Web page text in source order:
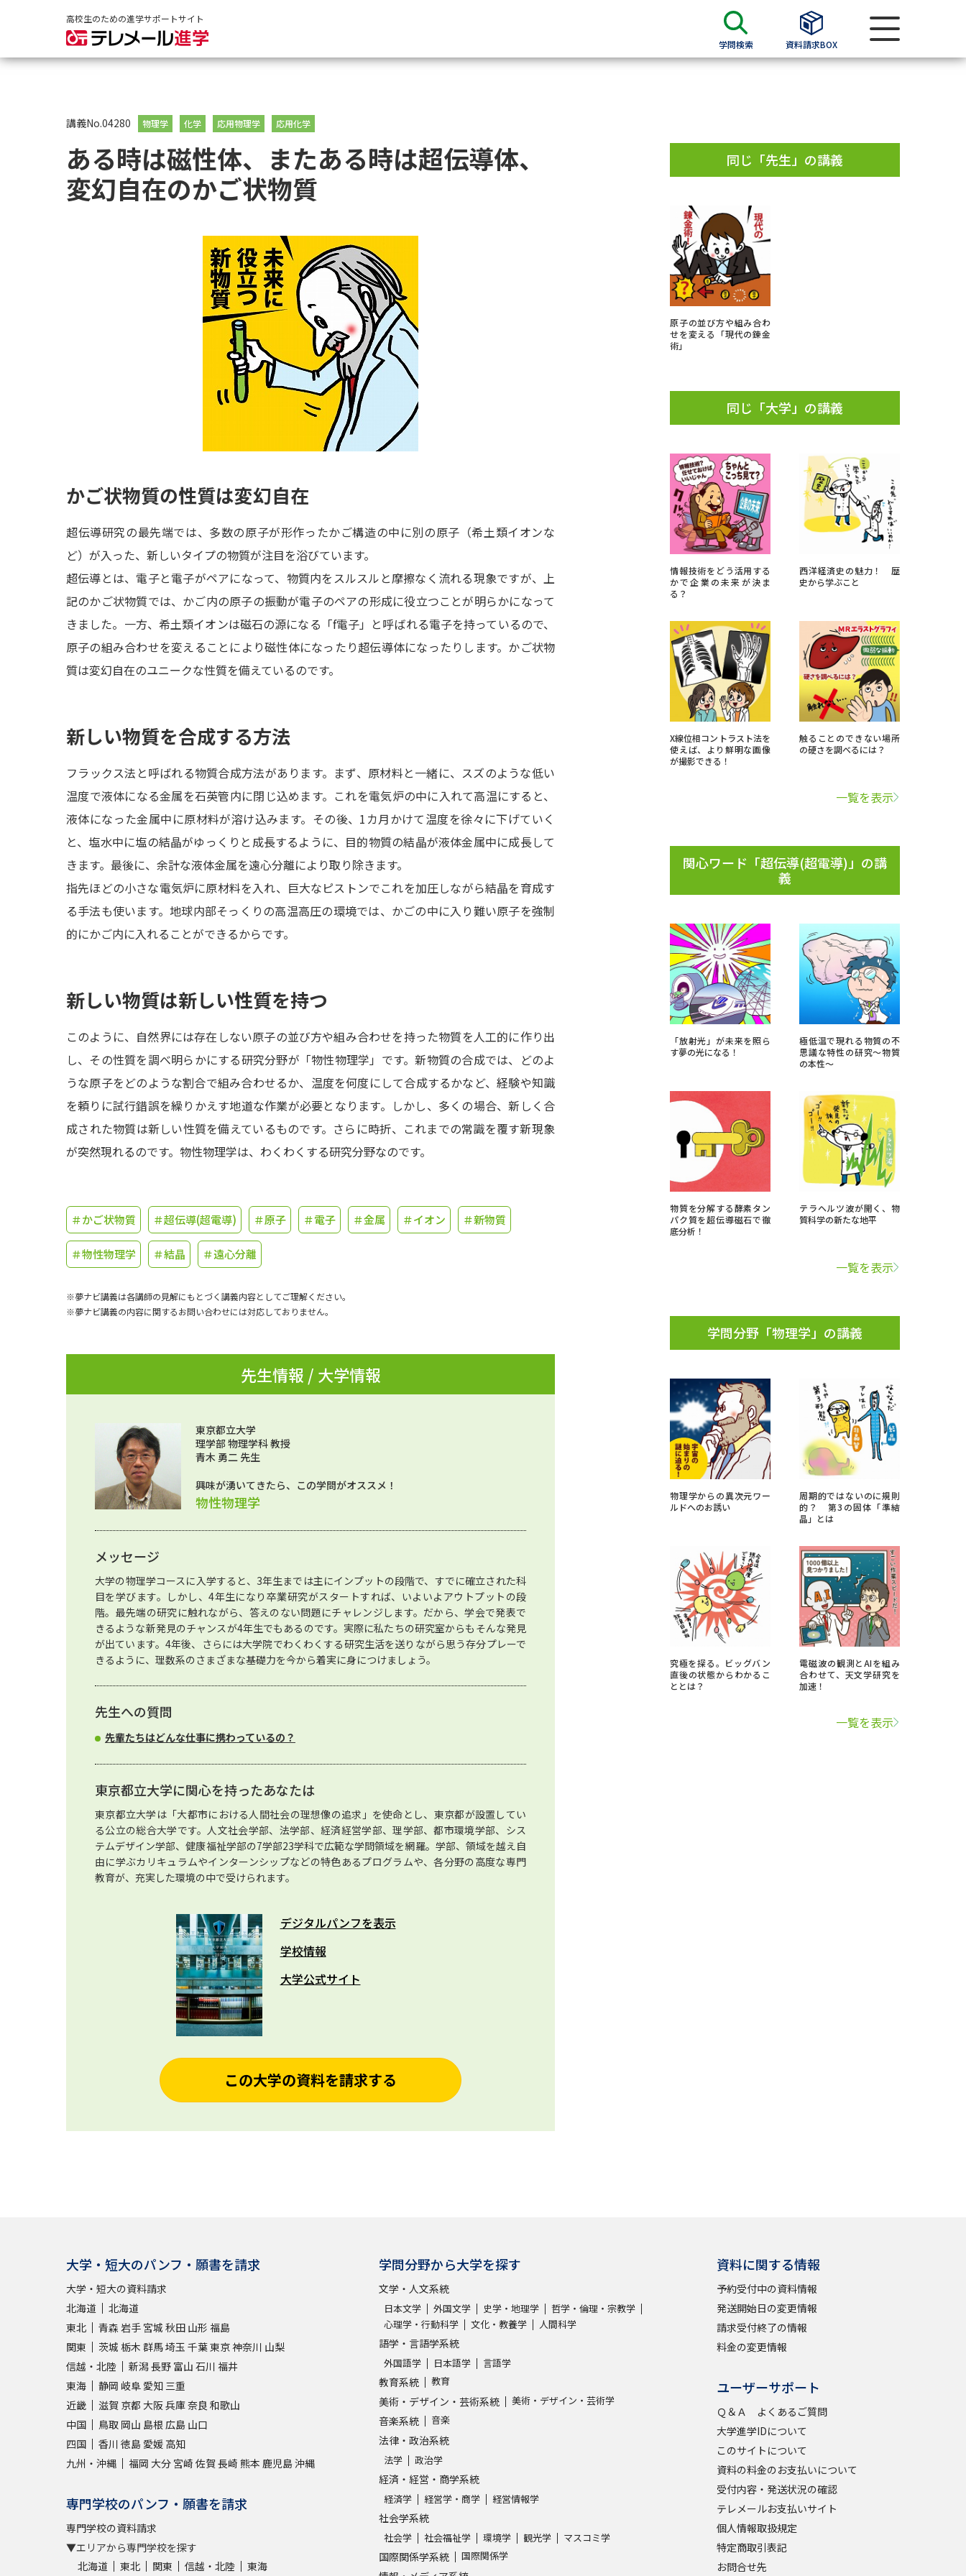
高校生のための進学サポートサイト
学問検索 資料請求BOX
大学・短大の資料種類から請求
大学パンフ
過去問題集
留学・進学関連、塾・予備校
大学入学共通テスト「受験上の配慮案内」の請求
大学検索
大学で学べる内容や特徴を調べる
国際・グローバルに強い大学特集
データサイエンス特集
奨学金・特待生制度特集
デジタルパンフレット
進路の３択
新学年スタート号特集ページ（高3生用）
新学年スタート号特集ページ（高2生用）
SELFBRAND特集ページ
実施プログラムから探す
受験準備
志望校・出願校を調べる
併願校選び 受験スケジュールを立てよう
新生活お役立ちガイド
学問検索
大学で学びたい学問発見
学問のミニ講義「夢ナビ講義」 学問分野解説 学問の教科書 夢ナビライブ
このサイトについて
資料の料金の お支払いについて 受付内容・発送状況の確認 テレメール
お支払いサイト
講義No.04280 物理学 化学 応用物理学 応用化学
ある時は磁性体、またある時は超伝導体、
変幻自在のかご状物質
かご状物質の性質は変幻自在
超伝導研究の最先端では、多数の原子が形作ったかご構造の中に別の原子（希土類イオンな
ど）が入った、新しいタイプの物質が注目を浴びています。
超伝導とは、電子と電子がペアになって、物質内をスルスルと摩擦なく流れる現象ですが、上
記のかご状物質では、かご内の原子の振動が電子のペアの形成に役立つことが明らかになって
きました。一方、希土類イオンは磁石の源になる「f電子」と呼ばれる電子を持っているので、
原子の組み合わせを変えることにより磁性体になったり超伝導体になったりします。かご状物
質は変幻自在のユニークな性質を備えているのです。
新しい物質を合成する方法
フラックス法と呼ばれる物質合成方法があります。まず、原材料と一緒に、スズのような低い
温度で液体になる金属を石英管内に閉じ込めます。これを電気炉の中に入れて高温にすると、
液体になった金属中に原材料が溶け込みます。その後、1カ月かけて温度を徐々に下げていく
と、塩水中に塩の結晶がゆっくりと成長するように、目的物質の結晶が液体金属中に成長して
きます。最後に、余計な液体金属を遠心分離により取り除きます。
指先ほどの小さな電気炉に原材料を入れ、巨大なピストンでこれを加圧しながら結晶を育成す
る手法も使います。地球内部そっくりの高温高圧の環境では、かごの中に入り難い原子を強制
的にかご内に入れることができるからです。
新しい物質は新しい性質を持つ
このように、自然界には存在しない原子の並び方や組み合わせを持った物質を人工的に作り出
し、その性質を調べ明らかにする研究分野が「物性物理学」です。新物質の合成では、どのよ
うな原子をどのような割合で組み合わせるか、温度を何度にして合成するかなど、経験や知識
を頼りに試行錯誤を繰りかえす地道な作業が必要となります。しかし、多くの場合、新しく合
成された物質は新しい性質を備えているものです。さらに時折、これまでの常識を覆す新現象
が突然現れるのです。物性物理学は、わくわくする研究分野なのです。
＃かご状物質 ＃超伝導(超電導) ＃原子 ＃電子 ＃金属 ＃イオン ＃新物質
＃物性物理学 ＃結晶 ＃遠心分離
※夢ナビ講義は各講師の見解にもとづく講義内容としてご理解ください。
※夢ナビ講義の内容に関するお問い合わせには対応しておりません。
先生情報 / 大学情報
東京都立大学
理学部 物理学科 教授
青木 勇二 先生
興味が湧いてきたら、この学問がオススメ！
物性物理学
メッセージ
大学の物理学コースに入学すると、3年生までは主にインプットの段階で、すでに確立された科
目を学びます。しかし、4年生になり卒業研究がスタートすれば、いよいよアウトプットの段
階。最先端の研究に触れながら、答えのない問題にチャレンジします。だから、学会で発表で
きるような新発見のチャンスが4年生でもあるのです。実際に私たちの研究室からもそんな発見
が出ています。4年後、さらには大学院でわくわくする研究生活を送りながら思う存分プレーで
きるように、理数系のさまざまな基礎力を今から着実に身につけましょう。
先生への質問
先輩たちはどんな仕事に携わっているの？
東京都立大学に関心を持ったあなたは
東京都立大学は「大都市における人間社会の理想像の追求」を使命とし、東京都が設置してい
る公立の総合大学です。人文社会学部、法学部、経済経営学部、理学部、都市環境学部、シス
テムデザイン学部、健康福祉学部の7学部23学科で広範な学問領域を網羅。学部、領域を越え自
由に学ぶカリキュラムやインターンシップなどの特色あるプログラムや、各分野の高度な専門
教育が、充実した環境の中で受けられます。
デジタルパンフを表示
学校情報
大学公式サイト
この大学の資料を請求する
同じ「先生」の講義
原子の並び方や組み合わ
せを変える「現代の錬金
術」
同じ「大学」の講義
情報技術をどう活用する
かで企業の未来が決ま
る？
西洋経済史の魅力！ 歴
史から学ぶこと
X線位相コントラスト法を
使えば、より鮮明な画像
が撮影できる！
触ることのできない場所
の硬さを調べるには？
一覧を表示
関心ワード「超伝導(超電導)」の講
義
「放射光」が未来を照ら
す夢の光になる！
極低温で現れる物質の不
思議な特性の研究〜物質
の本性〜
物質を分解する酵素タン
パク質を超伝導磁石で徹
底分析！
テラヘルツ波が開く、物
質科学の新たな地平
一覧を表示
学問分野「物理学」の講義
物理学からの異次元ワー
ルドへのお誘い
周期的ではないのに規則
的？ 第3の固体「準結
晶」とは
究極を探る。ビッグバン
直後の状態からわかるこ
ととは？
電磁波の観測とAIを組み
合わせて、天文学研究を
加速！
一覧を表示
大学・短大のパンフ・願書を請求
大学・短大の資料請求
北海道
北海道
東北
青森 岩手 宮城 秋田 山形 福島
関東
茨城 栃木 群馬埼玉 千葉東京神奈川 山梨
信越・北陸
新潟長野 富山 石川 福井
東海
静岡 岐阜 愛知 三重
近畿
滋賀 京都 大阪兵庫奈良 和歌山
中国
鳥取 岡山 島根 広島 山口
四国
香川 徳島 愛媛 高知
九州・沖縄
福岡 大分 宮崎 佐賀 長崎 熊本 鹿児島沖縄
専門学校のパンフ・願書を請求
専門学校の資料請求
▼エリアから専門学校を探す
北海道
東北 関東 信越・北陸 東海
学問分野から大学を探す
文学・人文系統
日本文学 外国文学 史学・地理学
哲学・倫理・宗教学
心理学・行動科学
文化・教養学 人間科学
語学・言語学系統
外国語学 日本語学 言語学
教育系統 教育
美術・デザイン・芸術系統 美術・デザイン・芸術学
音楽系統 音楽
法律・政治系統
法学 政治学
経済・経営・商学系統
経済学 経営学・商学 経営情報学
社会学系統
社会学 社会福祉学 環境学 観光学 マスコミ学
国際関係学系統 国際関係学
資料に関する情報
予約受付中の資料情報
発送開始日の変更情報
請求受付終了の情報
料金の変更情報
ユーザーサポート
Ｑ＆Ａ よくあるご質問
大学進学IDについて
このサイトについて
資料の料金のお支払いについて
受付内容・発送状況の確認
テレメールお支払いサイト
個人情報取扱規定
特定商取引表記
お問合せ先